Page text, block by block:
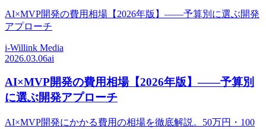
AI×MVP開発の費用相場【2026年版】——予算別に選ぶ開発
アプローチ
i-Willink Media
2026.03.06ai
AI×MVP開発の費用相場【2026年版】——予算別
に選ぶ開発アプローチ
AI×MVP開発にかかる費用の相場を徹底解説。50万円・100